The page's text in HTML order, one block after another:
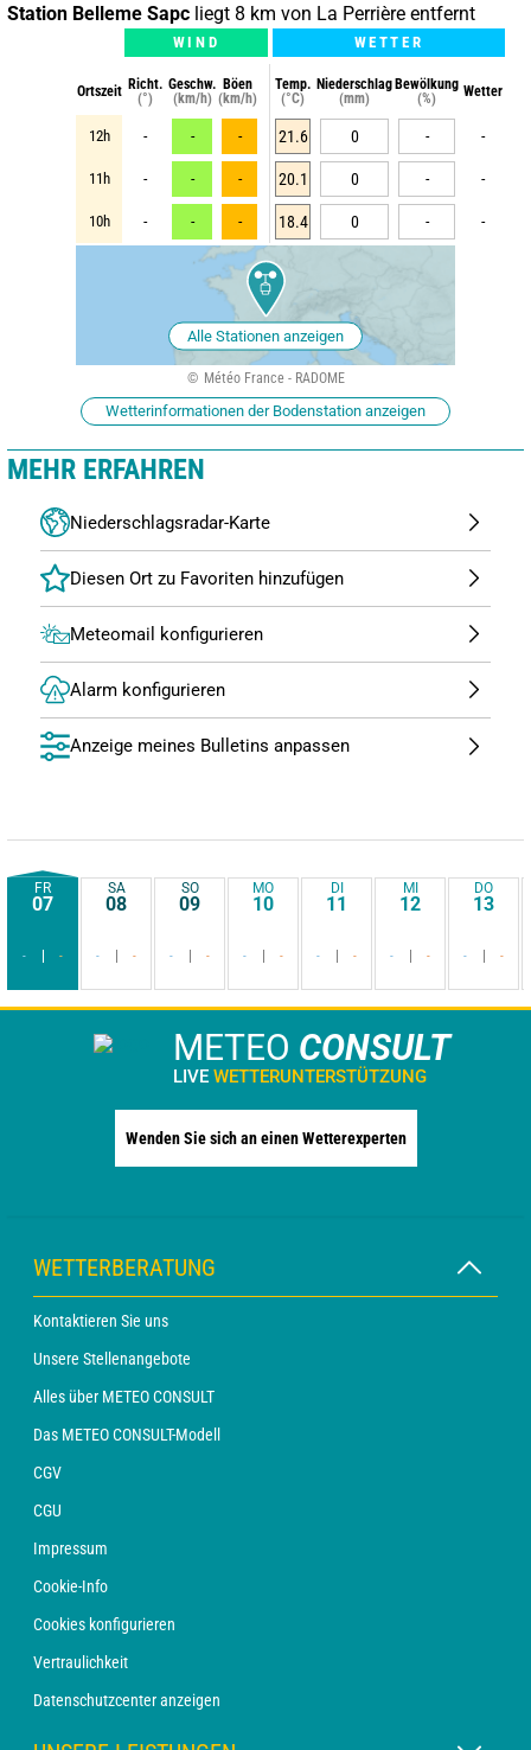
Station Belleme Sapc liegt 8 km von La Perrière entfernt
WIND WETTER
Ortszeit Richt.
(°)
Geschw.
(km/h)
Böen
(km/h)
Temp.
(°C)
Niederschlag
(mm)
Bewölkung
(%)
Wetter
12h - - - 21.6 0 - -
11h - - - 20.1 0 - -
10h - - - 18.4 0 - -
Alle Stationen anzeigen
Météo France - RADOME
Wetterinformationen der Bodenstation anzeigen
MEHR ERFAHREN
Niederschlagsradar-Karte
Meteomail konfigurieren
Alarm konfigurieren
Anzeige meines Bulletins anpassen
FR
07
- -
SA
08
- -
SO
09
- -
MO
10
- -
DI
11
- -
MI
12
- -
DO
13
- -
METEO CONSULT
LIVE WETTERUNTERSTÜTZUNG
Wenden Sie sich an einen Wetterexperten
WETTERBERATUNG
Kontaktieren Sie uns
Unsere Stellenangebote
Alles über METEO CONSULT
Das METEO CONSULT-Modell
CGV
CGU
Impressum
Cookie-Info
Cookies konfigurieren
Vertraulichkeit
Datenschutzcenter anzeigen